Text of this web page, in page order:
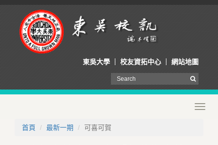
東吳大學 校友資拓中心 網站地圖
首頁
最新一期 可喜可賀